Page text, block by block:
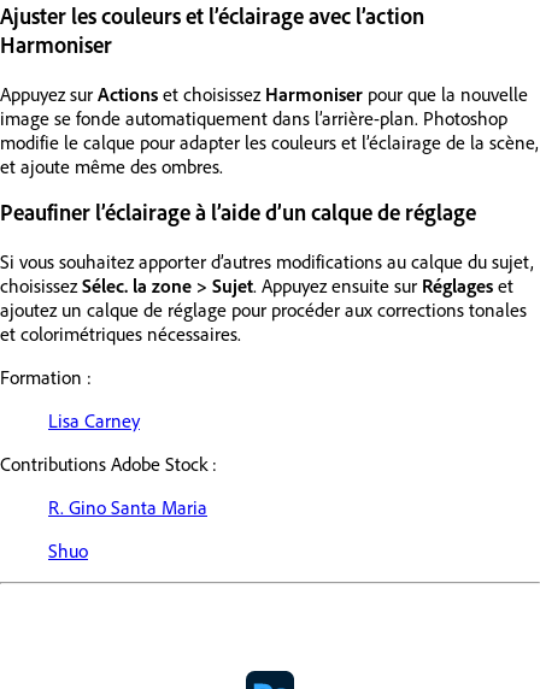
Ajuster les couleurs et l’éclairage avec l’action
Harmoniser
Appuyez sur Actions et choisissez Harmoniser pour que la nouvelle
image se fonde automatiquement dans l’arrière-plan. Photoshop
modifie le calque pour adapter les couleurs et l’éclairage de la scène,
et ajoute même des ombres.
Peaufiner l’éclairage à l’aide d’un calque de réglage
Si vous souhaitez apporter d’autres modifications au calque du sujet,
choisissez Sélec. la zone > Sujet. Appuyez ensuite sur Réglages et
ajoutez un calque de réglage pour procéder aux corrections tonales
et colorimétriques nécessaires.
Formation :
Lisa Carney
Contributions Adobe Stock :
R. Gino Santa Maria
Shuo